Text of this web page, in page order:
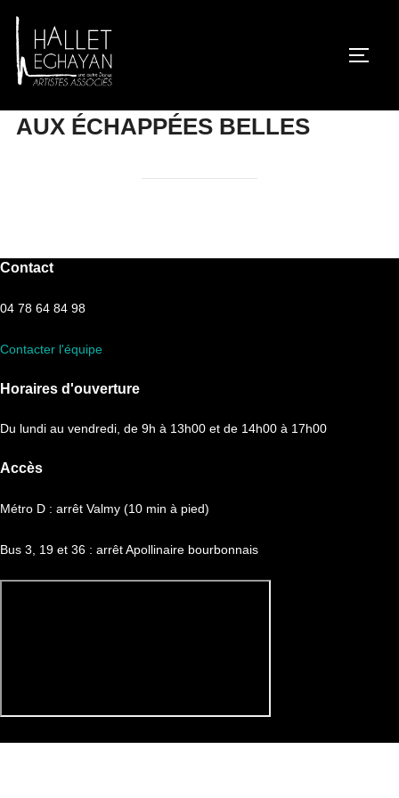
contenu
AUX ÉCHAPPÉES BELLES
Contact
04 78 64 84 98
Contacter l'équipe
Horaires d'ouverture
Du lundi au vendredi, de 9h à 13h00 et de 14h00 à 17h00
Accès
Métro D : arrêt Valmy (10 min à pied)
Bus 3, 19 et 36 : arrêt Apollinaire bourbonnais